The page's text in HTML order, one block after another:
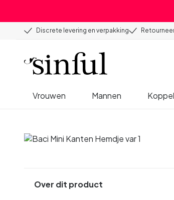
Discrete levering en verpakking
Vrouwen Mannen
Over dit product